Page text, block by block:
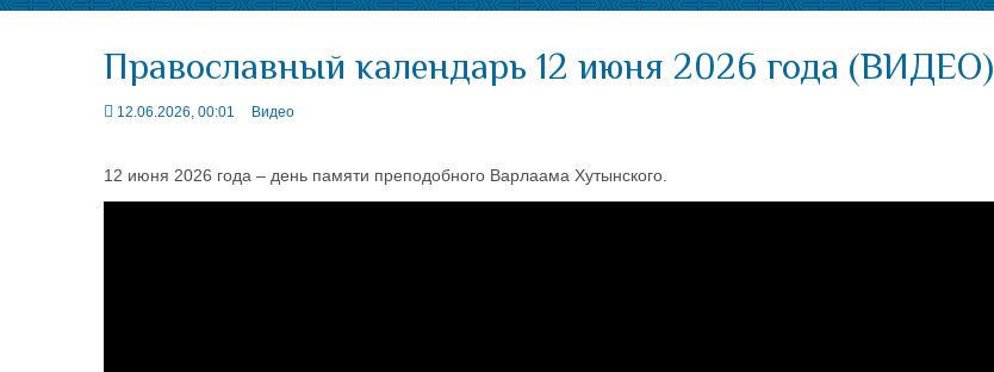
Православный календарь 12 июня 2026 года (ВИДЕО)
12.06.2026, 00:01 Видео
12 июня 2026 года – день памяти преподобного Варлаама Хутынского.